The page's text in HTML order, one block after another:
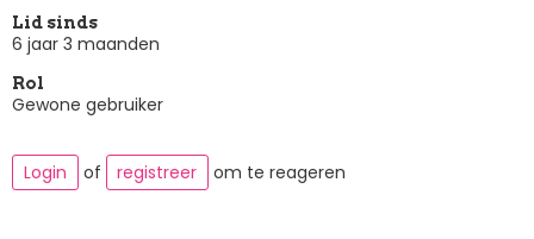
Lid sinds
6 jaar 3 maanden
Rol
Gewone gebruiker
Login of registreer om te reageren